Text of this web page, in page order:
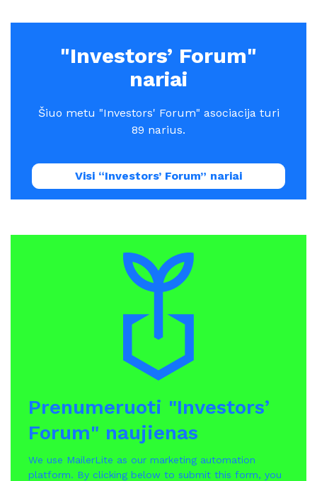
"Investors’ Forum"
nariai
Šiuo metu "Investors' Forum" asociacija turi
89 narius.
Visi “Investors’ Forum” nariai
Prenumeruoti "Investors’
Forum" naujienas
We use MailerLite as our marketing automation
platform. By clicking below to submit this form, you